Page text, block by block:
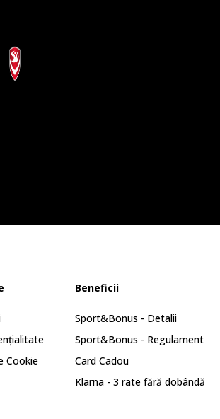
Cookie
Beneficii
Sport&Bonus - Detalii
Sport&Bonus - Regulament
Card Cadou
Klarna - 3 rate fără dobândă